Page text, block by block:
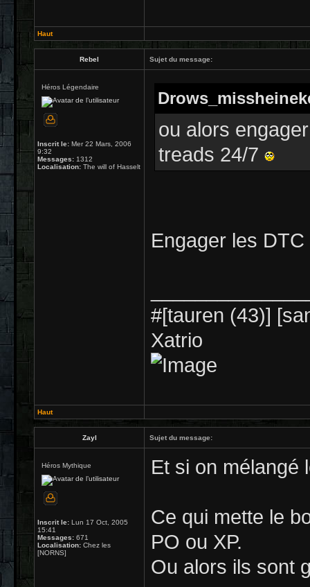
Haut
Rebel Sujet du message:
Héros Légendaire
Inscrit le: Mer 22 Mars, 2006
9:32
Messages: 1312
Localisation: The will of Hasselt
ou alors
treads 24/7
Engager les
#[tauren (43)]
Xatrio
Haut
Zayl Sujet du message:
Héros Mythique
Inscrit le: Lun 17 Oct, 2005
15:41
Messages: 671
Localisation: Chez les
[NORNS]
Et si on mélangé
Ce qui mette le
PO ou XP.
Ou alors ils sont